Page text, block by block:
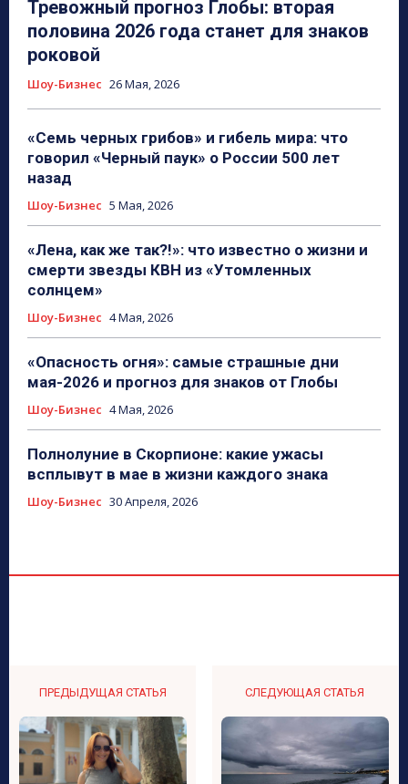
Тревожный прогноз Глобы: вторая
половина 2026 года станет для знаков
роковой
Шоу-Бизнес 26 Мая, 2026
«Семь черных грибов» и гибель мира: что
говорил «Черный паук» о России 500 лет
назад
Шоу-Бизнес 5 Мая, 2026
«Лена, как же так?!»: что известно о жизни и
смерти звезды КВН из «Утомленных
солнцем»
Шоу-Бизнес 4 Мая, 2026
«Опасность огня»: самые страшные дни
мая-2026 и прогноз для знаков от Глобы
Шоу-Бизнес 4 Мая, 2026
Полнолуние в Скорпионе: какие ужасы
всплывут в мае в жизни каждого знака
Шоу-Бизнес 30 Апреля, 2026
ПРЕДЫДУЩАЯ СТАТЬЯ СЛЕДУЮЩАЯ СТАТЬЯ